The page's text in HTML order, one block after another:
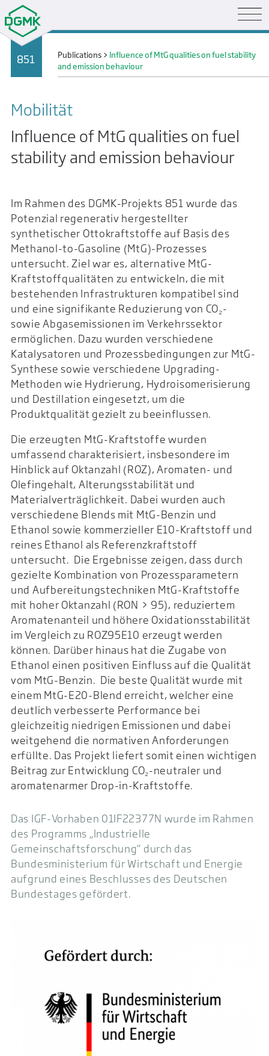
851 Publications > Influence of MtG qualities on fuel stability
and emission behaviour
Mobilität
Influence of MtG qualities on fuel
stability and emission behaviour
Im Rahmen des DGMK-Projekts 851 wurde das
Potenzial regenerativ hergestellter
synthetischer Ottokraftstoffe auf Basis des
Methanol-to-Gasoline (MtG)-Prozesses
untersucht. Ziel war es, alternative MtG-
Kraftstoffqualitäten zu entwickeln, die mit
bestehenden Infrastrukturen kompatibel sind
und eine signifikante Reduzierung von CO₂-
sowie Abgasemissionen im Verkehrssektor
ermöglichen. Dazu wurden verschiedene
Katalysatoren und Prozessbedingungen zur MtG-
Synthese sowie verschiedene Upgrading-
Methoden wie Hydrierung, Hydroisomerisierung
und Destillation eingesetzt, um die
Produktqualität gezielt zu beeinflussen.
Die erzeugten MtG-Kraftstoffe wurden
umfassend charakterisiert, insbesondere im
Hinblick auf Oktanzahl (ROZ), Aromaten- und
Olefingehalt, Alterungsstabilität und
Materialverträglichkeit. Dabei wurden auch
verschiedene Blends mit MtG-Benzin und
Ethanol sowie kommerzieller E10-Kraftstoff und
reines Ethanol als Referenzkraftstoff
untersucht. Die Ergebnisse zeigen, dass durch
gezielte Kombination von Prozessparametern
und Aufbereitungstechniken MtG-Kraftstoffe
mit hoher Oktanzahl (RON > 95), reduziertem
Aromatenanteil und höhere Oxidationsstabilität
im Vergleich zu ROZ95E10 erzeugt werden
können. Darüber hinaus hat die Zugabe von
Ethanol einen positiven Einfluss auf die Qualität
vom MtG-Benzin. Die beste Qualität wurde mit
einem MtG-E20-Blend erreicht, welcher eine
deutlich verbesserte Performance bei
gleichzeitig niedrigen Emissionen und dabei
weitgehend die normativen Anforderungen
erfüllte. Das Projekt liefert somit einen wichtigen
Beitrag zur Entwicklung CO₂-neutraler und
aromatenarmer Drop-in-Kraftstoffe.
Das IGF-Vorhaben 01IF22377N wurde im Rahmen
des Programms „Industrielle
Gemeinschaftsforschung“ durch das
Bundesministerium für Wirtschaft und Energie
aufgrund eines Beschlusses des Deutschen
Bundestages gefördert.